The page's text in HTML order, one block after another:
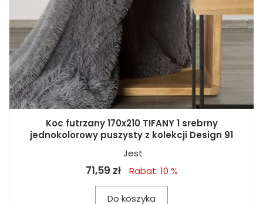
Koc futrzany 170x210 TIFANY 1 srebrny
jednokolorowy puszysty z kolekcji Design 91
Jest
71,59 zł Rabat: 10 %
Do koszyka